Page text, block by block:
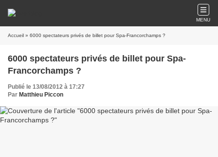
MENU
Accueil » 6000 spectateurs privés de billet pour Spa-Francorchamps ?
6000 spectateurs privés de billet pour Spa-
Francorchamps ?
Publié le 13/08/2012 à 17:27
Par Matthieu Piccon